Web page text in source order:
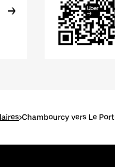
>Chambourcy vers Le